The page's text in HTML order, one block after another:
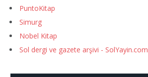
PuntoKitap
Simurg
Nobel Kitap
Sol dergi ve gazete arşivi - SolYayin.com